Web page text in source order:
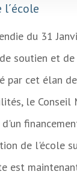
du 31
soutien et
par cet élan
le
d'un
de l'école
est